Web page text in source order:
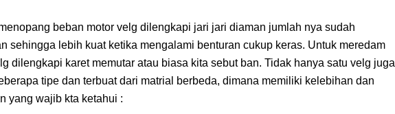
beban motor velg dilengkapi jari jari diaman jumlah nya sudah
sehingga lebih kuat ketika mengalami benturan cukup keras. Untuk meredam
dilengkapi karet memutar atau biasa kita sebut ban. Tidak hanya satu velg juga
tipe dan terbuat dari matrial berbeda, dimana memiliki kelebihan dan
yang wajib kta ketahui :